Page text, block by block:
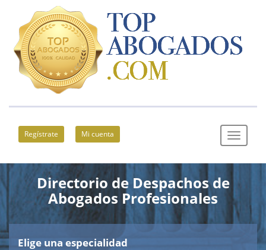
Regístrate Mi cuenta
Directorio de Despachos de
Abogados Profesionales
Elige una especialidad